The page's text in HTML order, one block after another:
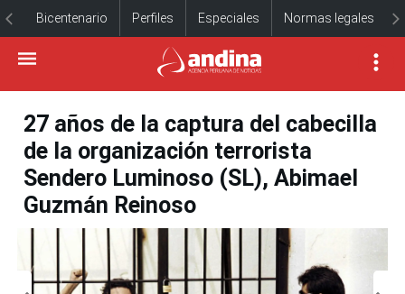
Bicentenario Perfiles Especiales Normas legales
27 años de la captura del cabecilla
de la organización terrorista
Sendero Luminoso (SL), Abimael
Guzmán Reinoso